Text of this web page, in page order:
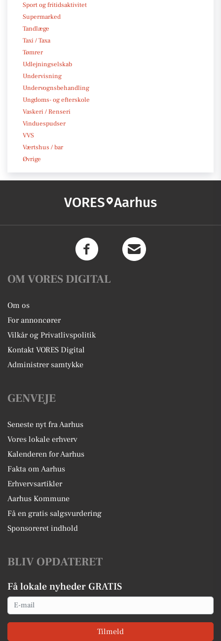
Sport og fritidsaktivitet
Supermarked
Tandlæge
Taxi / Taxa
Tømrer
Udlejningselskab
Undervisning
Undervognsbehandling
Ungdoms- og efterskole
Vaskeri / Renseri
Vinduespudser
VVS
Værtshus / bar
Øvrige
VORES Aarhus
OM VORES DIGITAL
Om os
For annoncører
Vilkår og Privatlivspolitik
Kontakt VORES Digital
Administrer samtykke
GENVEJE
Seneste nyt fra Aarhus
Vores lokale erhverv
Kalenderen for Aarhus
Fakta om Aarhus
Erhvervsartikler
Aarhus Kommune
Få en gratis salgsvurdering
Sponsoreret indhold
BLIV OPDATERET
Få lokale nyheder GRATIS
Email
Tilmeld